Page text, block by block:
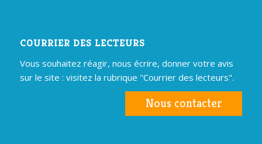
COURRIER DES LECTEURS
Vous souhaitez réagir, nous écrire, donner votre avis
sur le site : visitez la rubrique "Courrier des lecteurs".
Nous contacter